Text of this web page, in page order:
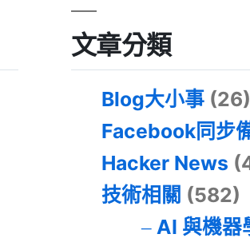
文章分類
Blog大小事 (26)
Facebook同步
Hacker News
技術相關 (582)
AI 與機器